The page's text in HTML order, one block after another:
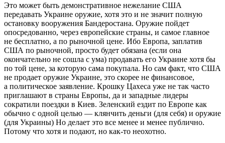
Это может быть демонстративное нежелание США
передавать Украине оружие, хотя это и не значит полную
остановку вооружения Бандеростана. Оружие пойдет
опосредованно, через европейские страны, и самое главное
не бесплатно, а по рыночной цене. Ибо Европа, заплатив
США по рыночной, просто будет обязана (если она
окончательно не сошла с ума) продавать его Украине хотя бы
по той цене, за которую сама покупала. Но сам факт, что США
не продает оружие Украине, это скорее не финансовое,
а политическое заявление. Крошку Цахеса уже не так часто
приглашают в страны Европы, да и западные лидеры
сократили поездки в Киев. Зеленский ездит по Европе как
обычно с одной целью — клянчить деньги (для себя) и оружие
(для Украины) Но делает это все менее и менее публично.
Потому что хотя и подают, но как-то неохотно.